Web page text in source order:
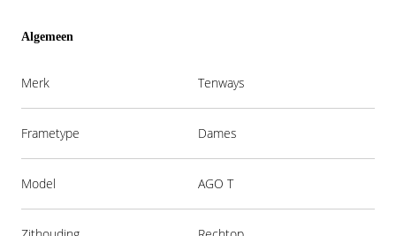
Algemeen
Merk Tenways
Frametype Dames
Model AGO T